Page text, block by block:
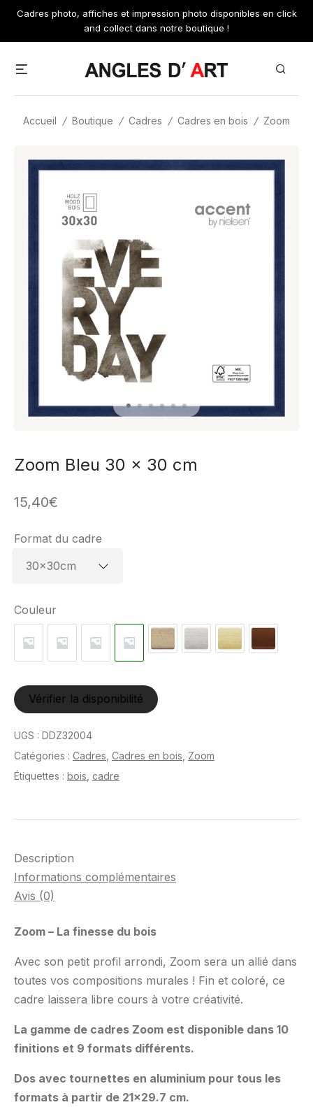
Skip
content
Cadres photo, affiches et impression photo disponibles en click
and collect dans notre boutique !
Accueil / Boutique / Cadres / Cadres en bois / Zoom
Zoom Bleu 30 x 30 cm
15,40€
Format du cadre
Couleur
Vérifier la disponibilité
UGS : DDZ32004
Catégories : Cadres Cadres en bois Zoom
Étiquettes : bois cadre
Description
Informations complémentaires
Avis (0)
Zoom – La finesse du bois
Avec son petit profil arrondi, Zoom sera un allié dans
toutes vos compositions murales ! Fin et coloré, ce
cadre laissera libre cours à votre créativité.
La gamme de cadres Zoom est disponible dans 10
finitions et 9 formats différents.
Dos avec tournettes en aluminium pour tous les
formats à partir de 21×29.7 cm.